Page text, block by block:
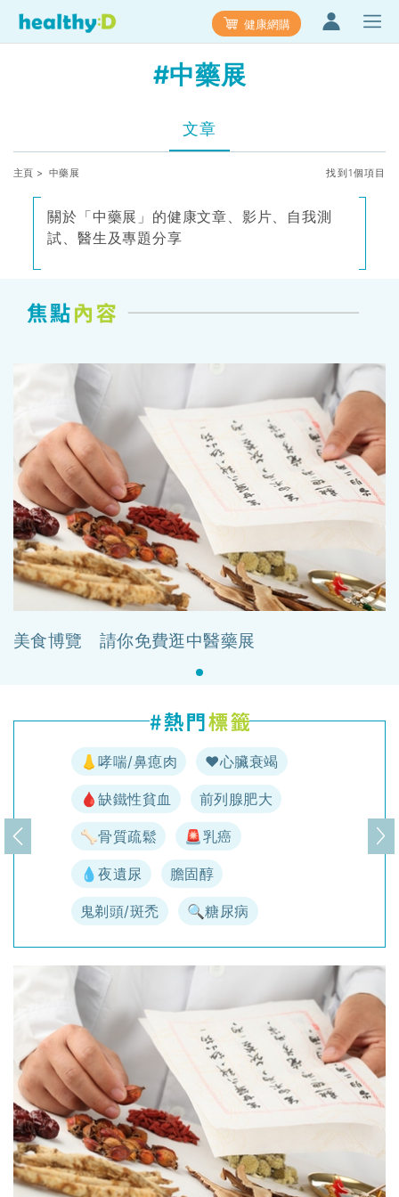
健康網購
#中藥展
文章
主頁 > 中藥展 找到1個項目
關於「中藥展」的健康文章、影片、自我測
試、醫生及專題分享
美食博覽 請你免費逛中醫藥展
👃哮喘/鼻瘜肉 ♥️心臟衰竭
🩸缺鐵性貧血 前列腺肥大
🦴骨質疏鬆 🚨乳癌
💧夜遺尿 膽固醇
鬼剃頭/斑禿 🔍糖尿病
上一頁 下